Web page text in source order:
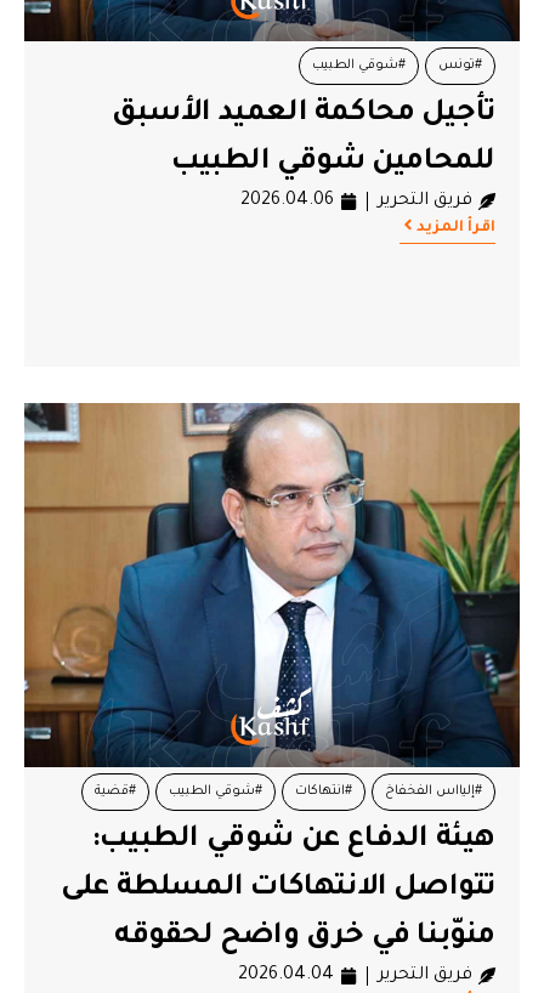
#تونس #شوقي الطبيب
تأجيل محاكمة العميد الأسبق
للمحامين شوقي الطبيب
فريق التحرير 2026.04.06
اقرأ المزيد
#إليااس الفخفاخ #انتهاكات #شوقي الطبيب #قضية
هيئة الدفاع عن شوقي الطبيب:
تتواصل الانتهاكات المسلطة على
منوّبنا في خرق واضح لحقوقه
فريق التحرير 2026.04.04